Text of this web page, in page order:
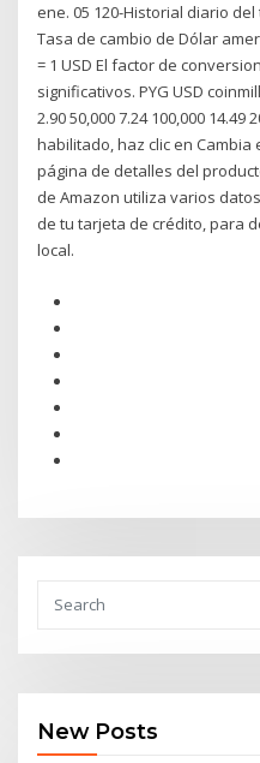
ene. 05 120-Historial diario
Tasa de cambio de Dólar
= 1 USD El factor de
significativos. PYG USD
2.90 50,000 7.24 100,000 14.49
habilitado, haz clic en Cambia
página de detalles del
de Amazon utiliza varios
de tu tarjeta de crédito, para
local.
New Posts